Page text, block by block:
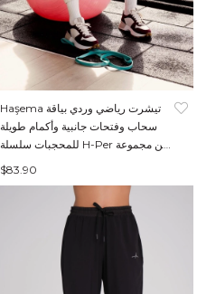
Haşema تيشرت رياضي وردي بياقة
سحاب وفتحات جانبية وأكمام طويلة
للمحجبات سلسلة H-Per من مجموعة
Active ACT-18
$83.90